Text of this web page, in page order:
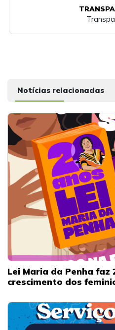
Notícias relacionadas
Lei Maria da Penha faz
crescimento dos